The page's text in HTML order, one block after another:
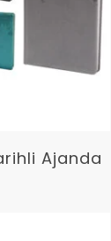
Oku Ajanda